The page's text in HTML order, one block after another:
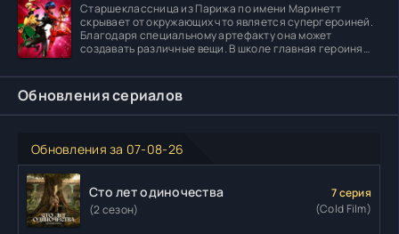
Старшеклассница из Парижа по имени Маринетт
скрывает от окружающих что является супергероиней.
Благодаря специальному артефакту она может
создавать различные вещи. В школе главная героиня
Обновления сериалов
Обновления за 07-08-26
Сто лет одиночества
(2 сезон)
7 серия
(Cold Film)